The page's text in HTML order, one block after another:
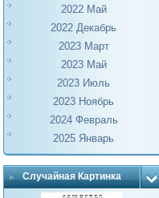
2022 Май
2022 Декабрь
2023 Март
2023 Май
2023 Июль
2023 Ноябрь
2024 Февраль
2025 Январь
Случайная Картинка